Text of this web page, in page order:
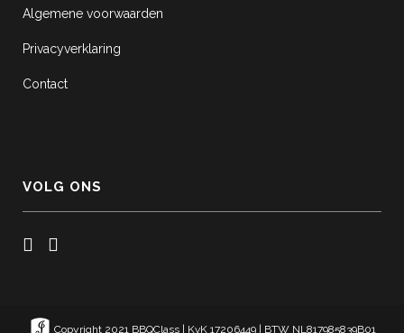
Algemene voorwaarden
Privacyverklaring
Contact
VOLG ONS
Copyright 2021 BBQClass | KvK 17206449 | BTW NL817985839B01